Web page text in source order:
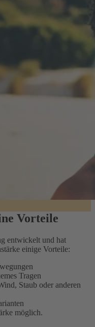
Vorteile
entwickelt und hat
einige Vorteile:
Tragen
Staub oder anderen
möglich.